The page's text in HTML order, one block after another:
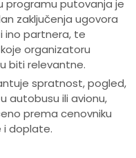
programu putovanja je
zaključenja ugovora
ino partnera, te
organizatoru
biti relevantne.
spratnost, pogled,
autobusu ili avionu,
prema cenovniku
i doplate.